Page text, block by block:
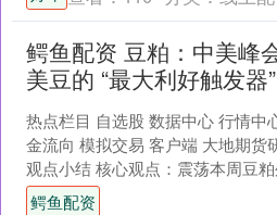
双....
鳄鱼配资 豆粕：中美峰
美豆的 “最大利好触发器”
热点栏目 自选股 数据中心 行情中
金流向 模拟交易 客户端 大地期货
观点小结 核心观点：震荡本周豆
强、内盘弱、基差承压，受美豆上
鳄鱼配资